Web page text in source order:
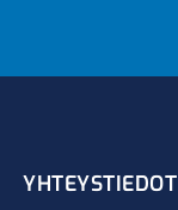
YHTEYSTIEDOT